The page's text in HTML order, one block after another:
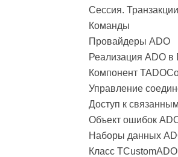
Сессия.
Команды
Провайдеры ADO
Реализация ADO в
Компонент
Управление
Доступ к
Объект ошибок
Наборы данных
Класс